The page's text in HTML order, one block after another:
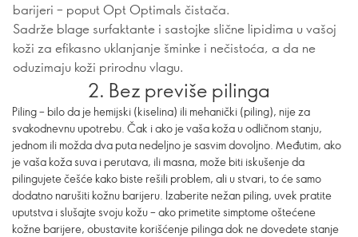
barijeri – poput Opt Optimals čistača.
Sadrže blage surfaktante i sastojke slične lipidima u vašoj
koži za efikasno uklanjanje šminke i nečistoća, a da ne
oduzimaju koži prirodnu vlagu.
2. Bez previše pilinga
Piling – bilo da je hemijski (kiselina) ili mehanički (piling), nije za
svakodnevnu upotrebu. Čak i ako je vaša koža u odličnom stanju,
jednom ili možda dva puta nedeljno je sasvim dovoljno. Međutim, ako
je vaša koža suva i perutava, ili masna, može biti iskušenje da
pilingujete češće kako biste rešili problem, ali u stvari, to će samo
dodatno narušiti kožnu barijeru. Izaberite nežan piling, uvek pratite
uputstva i slušajte svoju kožu – ako primetite simptome oštećene
kožne barijere, obustavite korišćenje pilinga dok ne dovedete stanje